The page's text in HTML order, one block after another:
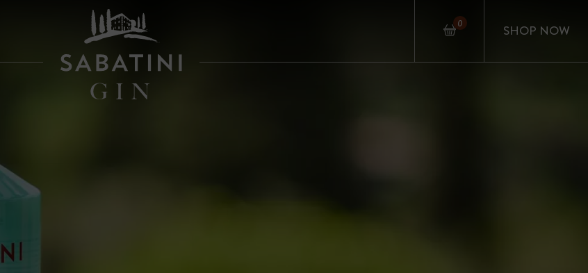
0 SHOP NOW